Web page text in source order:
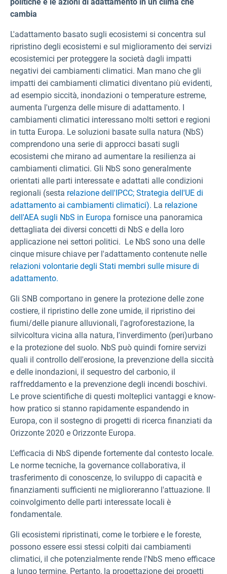
cambia
L'adattamento basato sugli ecosistemi si concentra sul
ripristino degli ecosistemi e sul miglioramento dei servizi
ecosistemici per proteggere la società dagli impatti
negativi dei cambiamenti climatici. Man mano che gli
impatti dei cambiamenti climatici diventano più evidenti,
ad esempio siccità, inondazioni o temperature estreme,
aumenta l'urgenza delle misure di adattamento. I
cambiamenti climatici interessano molti settori e regioni
in tutta Europa. Le soluzioni basate sulla natura (NbS)
comprendono una serie di approcci basati sugli
ecosistemi che mirano ad aumentare la resilienza ai
cambiamenti climatici. Gli NbS sono generalmente
orientati alle parti interessate e adattati alle condizioni
regionali (sesta relazione dell'IPCC; Strategia dell'UE di
adattamento ai cambiamenti climatici). La relazione
dell'AEA sugli NbS in Europa fornisce una panoramica
dettagliata dei diversi concetti di NbS e della loro
applicazione nei settori politici. Le NbS sono una delle
cinque misure chiave per l'adattamento contenute nelle
relazioni volontarie degli Stati membri sulle misure di
adattamento.
Gli SNB comportano in genere la protezione delle zone
costiere, il ripristino delle zone umide, il ripristino dei
fiumi/delle pianure alluvionali, l'agroforestazione, la
silvicoltura vicina alla natura, l'inverdimento (peri)urbano
e la protezione del suolo. NbS può quindi fornire servizi
quali il controllo dell'erosione, la prevenzione della siccità
e delle inondazioni, il sequestro del carbonio, il
raffreddamento e la prevenzione degli incendi boschivi.
Le prove scientifiche di questi molteplici vantaggi e know-
how pratico si stanno rapidamente espandendo in
Europa, con il sostegno di progetti di ricerca finanziati da
Orizzonte 2020 e Orizzonte Europa.
L'efficacia di NbS dipende fortemente dal contesto locale.
Le norme tecniche, la governance collaborativa, il
trasferimento di conoscenze, lo sviluppo di capacità e
finanziamenti sufficienti ne miglioreranno l'attuazione. Il
coinvolgimento delle parti interessate locali è
fondamentale.
Gli ecosistemi ripristinati, come le torbiere e le foreste,
possono essere essi stessi colpiti dai cambiamenti
climatici, il che potenzialmente rende l'NbS meno efficace
a lungo termine. Pertanto, la progettazione dei progetti